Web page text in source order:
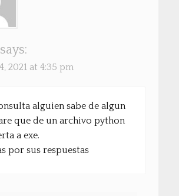
says:
2021 at 4:35 pm
alguien sabe de algun
que de un archivo python
a exe.
por sus respuestas